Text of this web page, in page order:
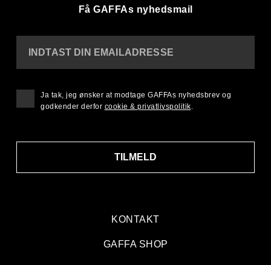
Få GAFFAs nyhedsmail
KONTAKT
GAFFA SHOP
INDTAST DIN EMAILADRESSE
TILMELD
Ja tak, jeg ønsker at modtage GAFFAs nyhedsbrev og
godkender derfor cookie & privatlivspolitik.